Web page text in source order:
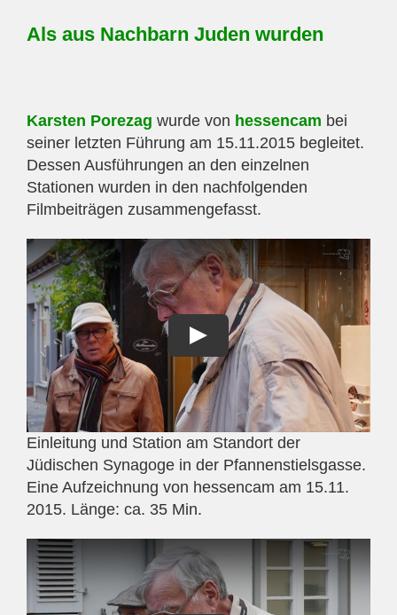
Als aus Nachbarn Juden wurden
Karsten Porezag wurde von hessencam bei
seiner letzten Führung am 15.11.2015 begleitet.
Dessen Ausführungen an den einzelnen
Stationen wurden in den nachfolgenden
Filmbeiträgen zusammengefasst.
Einleitung und Station am Standort der
Jüdischen Synagoge in der Pfannenstielsgasse.
Eine Aufzeichnung von hessencam am 15.11.
2015. Länge: ca. 35 Min.